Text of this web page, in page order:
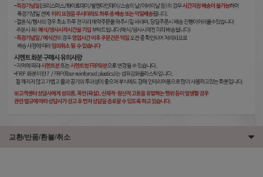
교환/반품/환불/취소